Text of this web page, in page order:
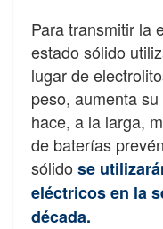
Para transmitir la
estado sólido
lugar de
peso, aumenta
hace, a la larga,
de baterías
sólido se
eléctricos en la
década.